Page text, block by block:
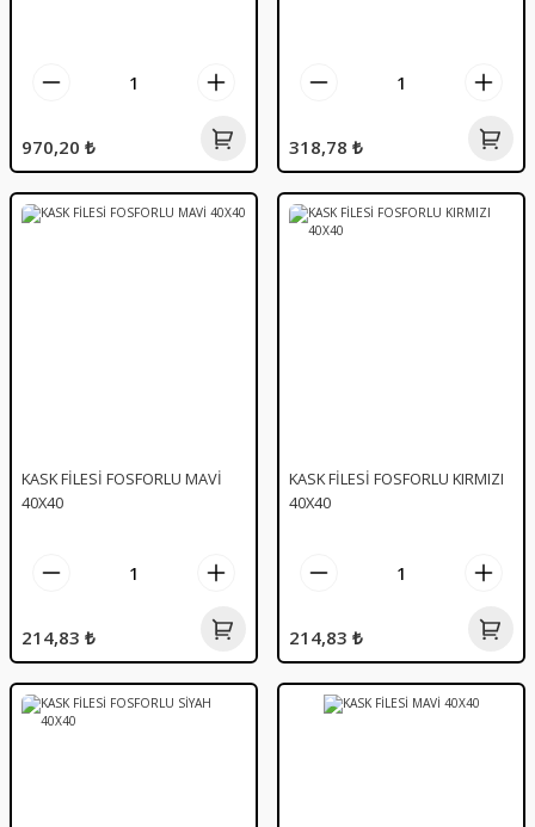
970,20 ₺ 318,78 ₺
KASK FİLESİ FOSFORLU MAVİ
40X40
214,83 ₺
KASK FİLESİ FOSFORLU KIRMIZI
40X40
214,83 ₺